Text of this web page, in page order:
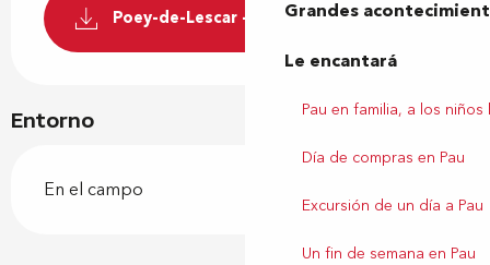
Grandes
Le encantará
Pau en familia, a los niños
Día de compras en Pau
Excursión de un día a Pau
Un fin de semana en Pau
Poey-de-Lescar - La Vallée de l'Ousse
Entorno
En el campo